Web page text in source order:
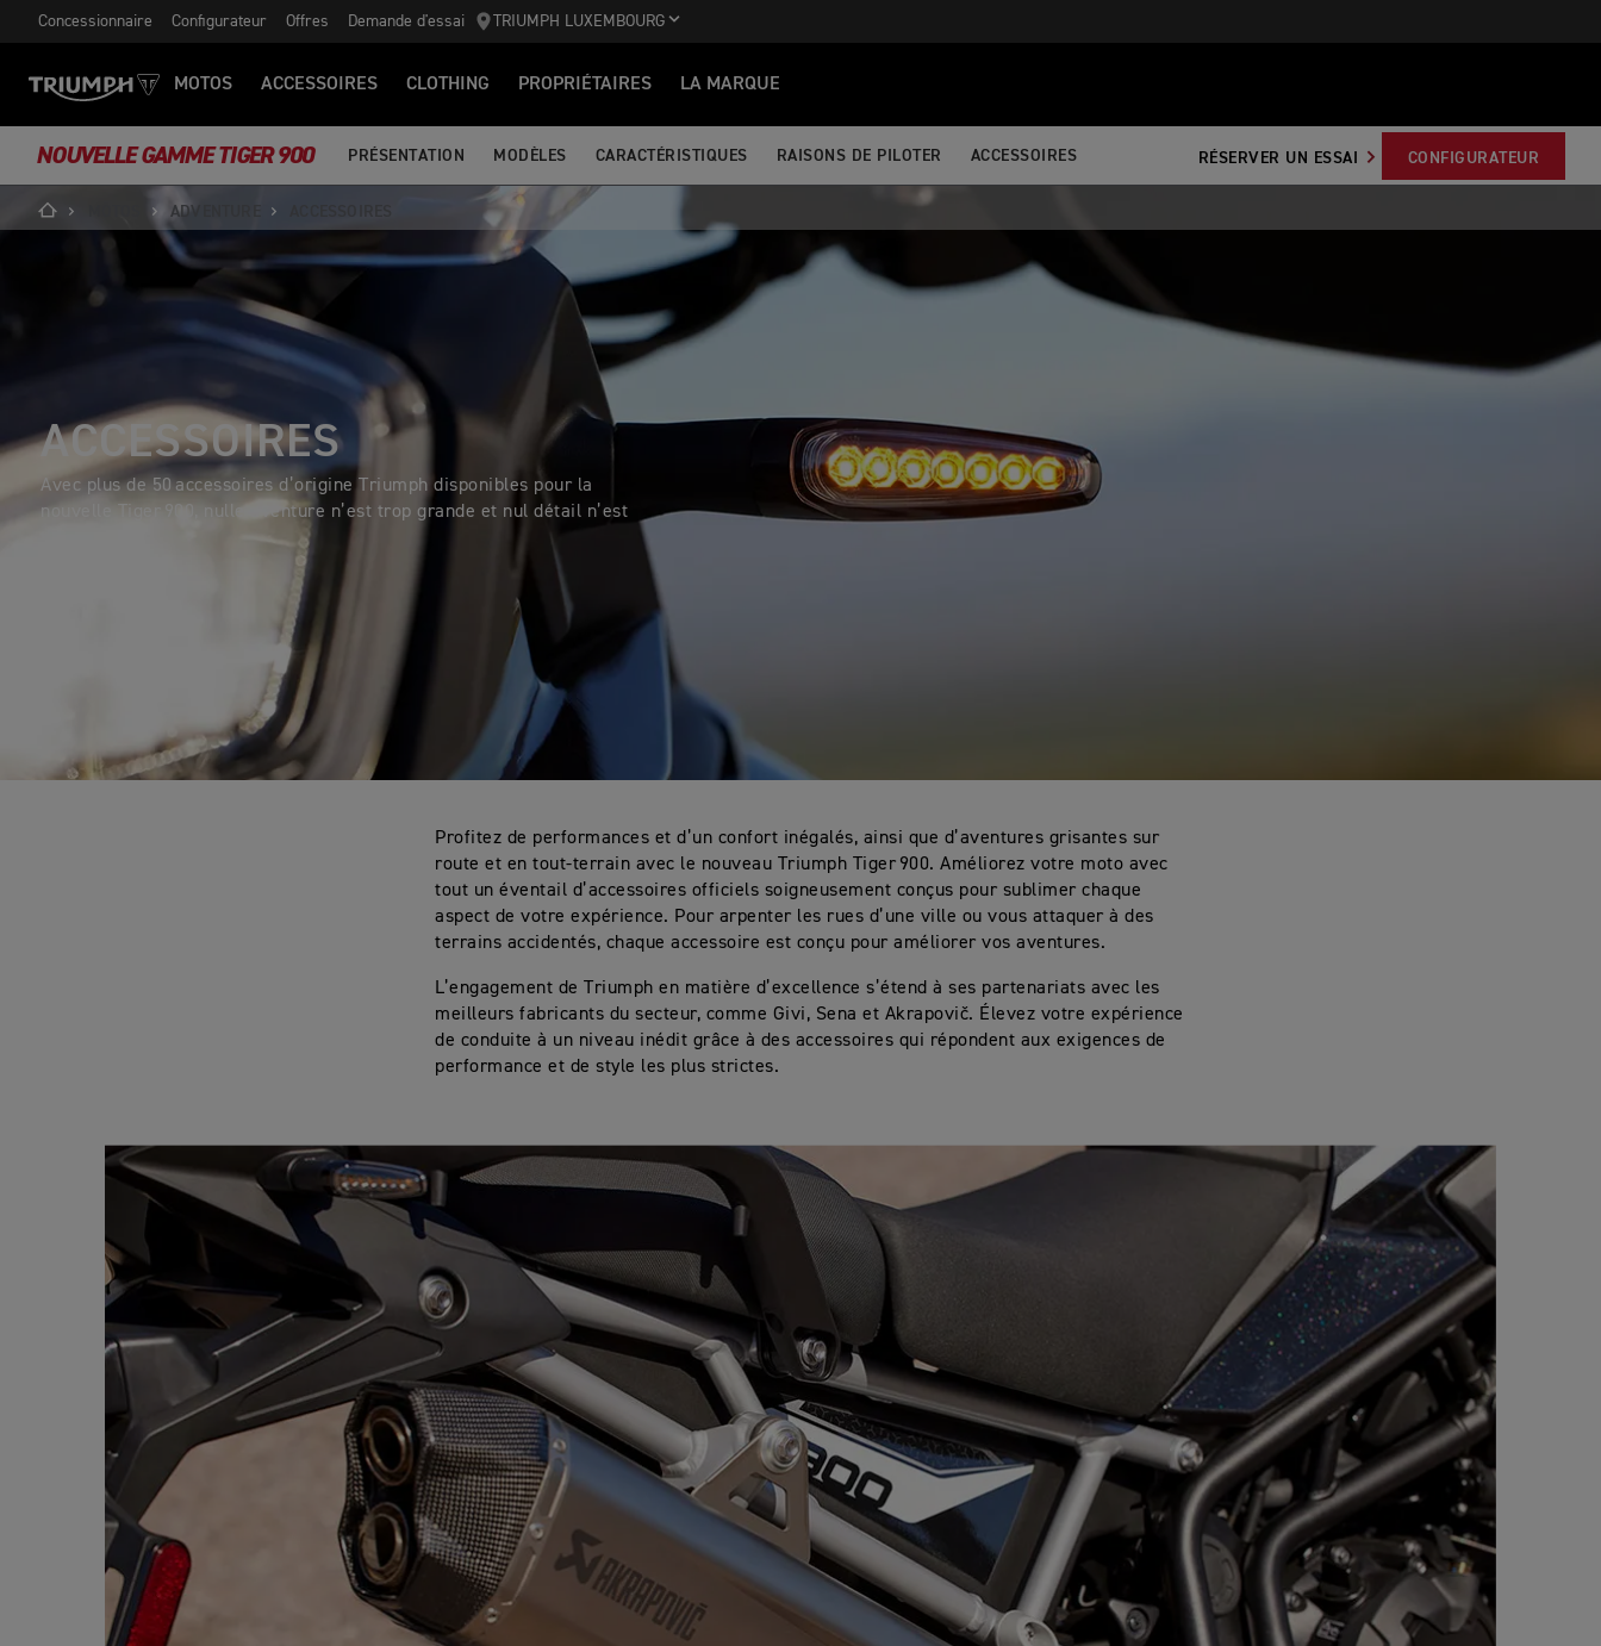
Concessionnaire Configurateur Offres Demande d'essai TRIUMPH LUXEMBOURG
MOTOS ACCESSOIRES CLOTHING PROPRIÉTAIRES LA MARQUE
NOUVELLE GAMME TIGER 900 PRÉSENTATION MODÈLES CARACTÉRISTIQUES RAISONS DE PILOTER ACCESSOIRES RÉSERVER UN ESSAI CONFIGURATEUR
ADVENTURE
ACCESSOIRES
Avec plus de 50 accessoires d’origine Triumph disponibles pour la
nouvelle Tiger 900, nulle aventure n’est trop grande et nul détail n’est
Profitez de performances et d’un confort inégalés, ainsi que d’aventures grisantes sur
route et en tout-terrain avec le nouveau Triumph Tiger 900. Améliorez votre moto avec
tout un éventail d’accessoires officiels soigneusement conçus pour sublimer chaque
aspect de votre expérience. Pour arpenter les rues d’une ville ou vous attaquer à des
terrains accidentés, chaque accessoire est conçu pour améliorer vos aventures.
L’engagement de Triumph en matière d’excellence s’étend à ses partenariats avec les
meilleurs fabricants du secteur, comme Givi, Sena et Akrapovič. Élevez votre expérience
de conduite à un niveau inédit grâce à des accessoires qui répondent aux exigences de
performance et de style les plus strictes.